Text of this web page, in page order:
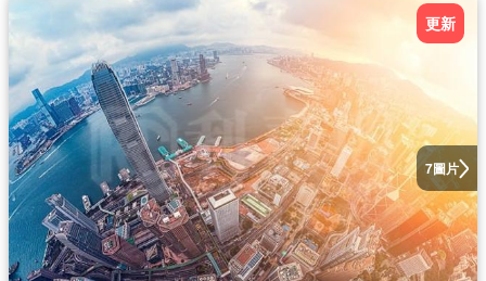
7圖片
更新